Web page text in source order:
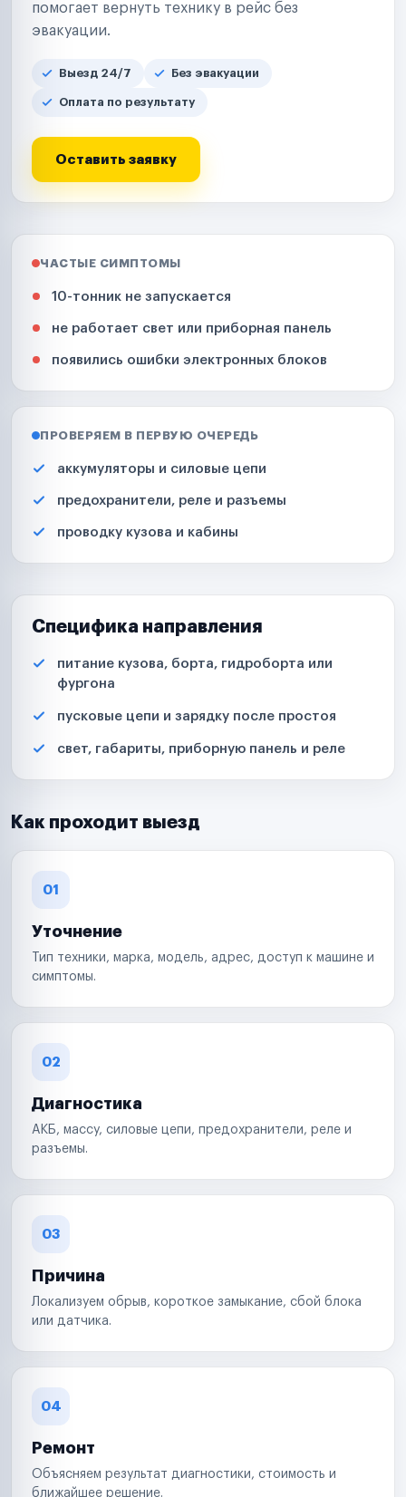
помогает вернуть технику в рейс без
эвакуации.
Выезд 24/7 Без эвакуации
Оплата по результату
Оставить заявку
ЧАСТЫЕ СИМПТОМЫ
10-тонник не запускается
не работает свет или приборная панель
появились ошибки электронных блоков
ПРОВЕРЯЕМ В ПЕРВУЮ ОЧЕРЕДЬ
аккумуляторы и силовые цепи
предохранители, реле и разъемы
проводку кузова и кабины
Специфика направления
питание кузова, борта, гидроборта или
фургона
пусковые цепи и зарядку после простоя
свет, габариты, приборную панель и реле
Как проходит выезд
01
Уточнение
Тип техники, марка, модель, адрес, доступ к машине и
симптомы.
02
Диагностика
АКБ, массу, силовые цепи, предохранители, реле и
разъемы.
03
Причина
Локализуем обрыв, короткое замыкание, сбой блока
или датчика.
04
Ремонт
Объясняем результат диагностики, стоимость и
ближайшее решение.